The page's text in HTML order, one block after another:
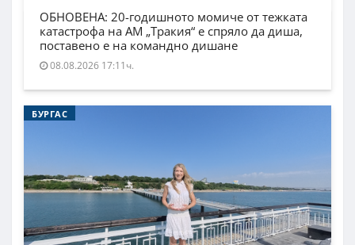
ОБНОВЕНА: 20-годишното момиче от тежката
катастрофа на АМ „Тракия“ е спряло да диша,
поставено е на командно дишане
08.08.2026 17:11ч.
БУРГАС